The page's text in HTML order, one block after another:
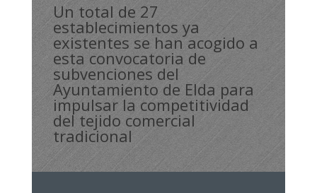
Un total de 27
establecimientos ya
existentes se han acogido a
esta convocatoria de
subvenciones del
Ayuntamiento de Elda para
impulsar la competitividad
del tejido comercial
tradicional